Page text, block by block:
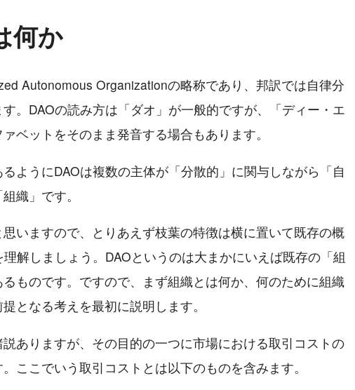
何か
Autonomous Organizationの略称であり、邦訳では自律分
。DAOの読み方は「ダオ」が一般的ですが、「ディー・エ
ベットをそのまま発音する場合もあります。
ようにDAOは複数の主体が「分散的」に関与しながら「自
織」です。
いますので、とりあえず枝葉の特徴は横に置いて既存の概
解しましょう。DAOというのは大まかにいえば既存の「組
ものです。ですので、まず組織とは何か、何のために組織
となる考えを最初に説明します。
ありますが、その目的の一つに市場における取引コストの
ここでいう取引コストとは以下のものを含みます。